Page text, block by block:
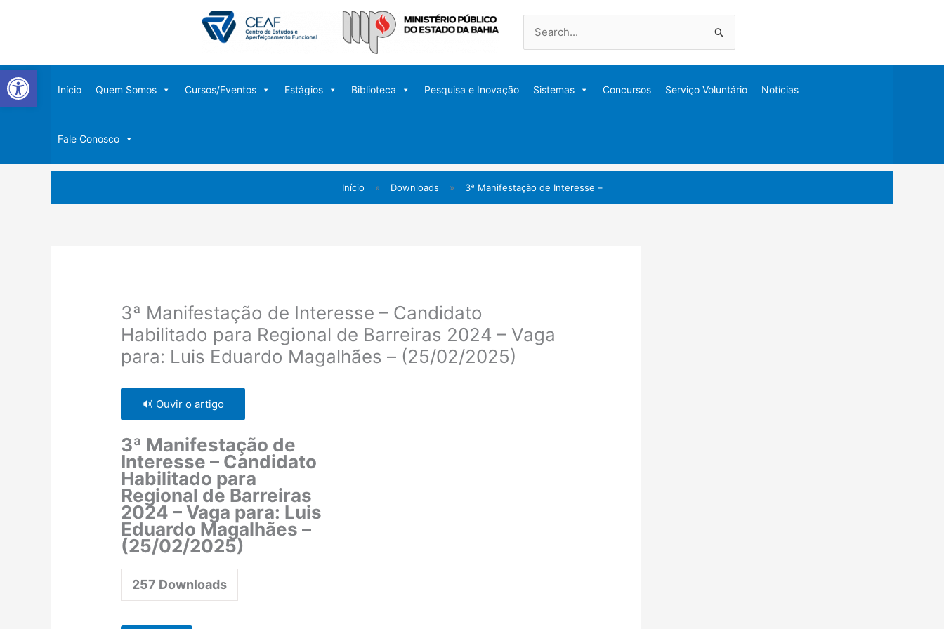
Pesquisar
por:
Início Quem Somos Cursos/Eventos Estágios Biblioteca Pesquisa e Inovação Sistemas Concursos Serviço Voluntário Notícias
Fale Conosco
Início » Downloads » 3ª Manifestação de Interesse –
3ª Manifestação de Interesse – Candidato
Habilitado para Regional de Barreiras 2024 – Vaga
para: Luis Eduardo Magalhães – (25/02/2025)
🔊 Ouvir o artigo
3ª Manifestação de
Interesse – Candidato
Habilitado para
Regional de Barreiras
2024 – Vaga para: Luis
Eduardo Magalhães –
(25/02/2025)
257 Downloads
Abrir a barra de ferramentas